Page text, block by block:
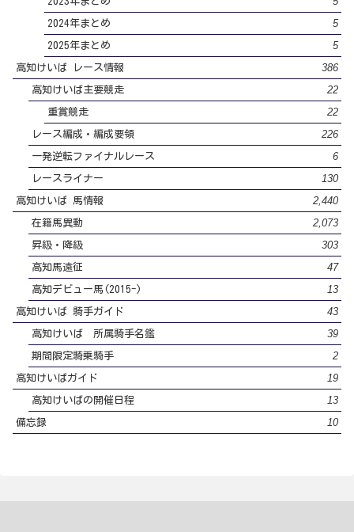
2024年まとめ 5
2025年まとめ 5
高知けいば レース情報 386
高知けいば主要競走 22
重賞競走 22
レース編成・編成要領 226
一発逆転ファイナルレース 6
レースライナー 130
高知けいば 馬情報 2,440
在籍馬異動 2,073
昇級・降級 303
高知馬遠征 47
高知デビュー馬(2015-) 13
高知けいば 騎手ガイド 43
高知けいば 所属騎手名鑑 39
期間限定騎乗騎手 2
高知けいばガイド 19
高知けいばの開催日程 13
備忘録 10